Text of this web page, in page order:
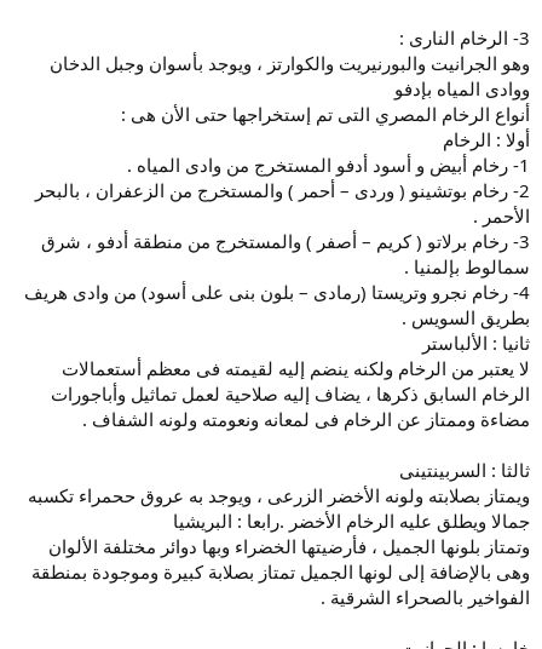
3- الرخام النارى :
وهو الجرانيت والبورنيريت والكوارتز ، ويوجد بأسوان وجبل الدخان
ووادى المياه بإدفو
أنواع الرخام المصري التى تم إستخراجها حتى الأن هى :
أولا : الرخام
1- رخام أبيض و أسود أدفو المستخرج من وادى المياه .
2- رخام بوتشينو ( وردى – أحمر ) والمستخرج من الزعفران ، بالبحر
الأحمر .
3- رخام برلاتو ( كريم – أصفر ) والمستخرج من منطقة أدفو ، شرق
سمالوط بإلمنيا .
4- رخام نجرو وتريستا (رمادى – بلون بنى على أسود) من وادى هريف
بطريق السويس .
ثانيا : الألباستر
لا يعتبر من الرخام ولكنه ينضم إليه لقيمته فى معظم أستعمالات
الرخام السابق ذكرها ، يضاف إليه صلاحية لعمل تماثيل وأباجورات
مضاءة وممتاز عن الرخام فى لمعانه ونعومته ولونه الشفاف .
ثالثا : السربينتينى
ويمتاز بصلابته ولونه الأخضر الزرعى ، ويوجد به عروق ححمراء تكسبه
جمالا ويطلق عليه الرخام الأخضر .رابعا : البريشيا
وتمتاز بلونها الجميل ، فأرضيتها الخضراء وبها دوائر مختلفة الألوان
وهى بالإضافة إلى لونها الجميل تمتاز بصلابة كبيرة وموجودة بمنطقة
الفواخير بالصحراء الشرقية .